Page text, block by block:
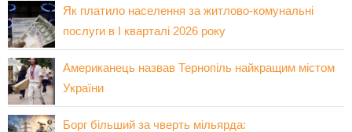
Як платило населення за житлово-комунальні
послуги в І кварталі 2026 року
Американець назвав Тернопіль найкращим містом
України
Борг більший за чверть мільярда: